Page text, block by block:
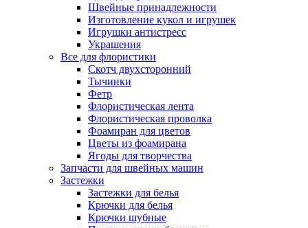
Швейные принадлежности
Изготовление кукол и игрушек
Игрушки антистресс
Украшения
Все для флористики
Скотч двухсторонний
Тычинки
Фетр
Флористическая лента
Флористическая проволка
Фоамиран для цветов
Цветы из фоамирана
Ягоды для творчества
Запчасти для швейных машин
Застежки
Застежки для белья
Крючки для белья
Крючки шубные